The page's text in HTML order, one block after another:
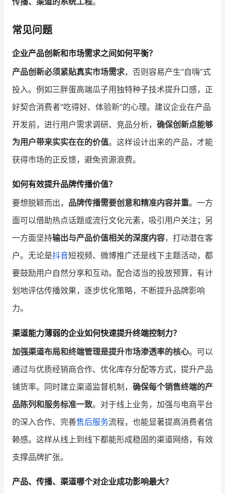
常见问题
企业产品创新和市场需求之间如何平衡？
产品创新必须紧贴真实市场需求，否则容易产生“自嗨”式
投入。例如三胖蛋高端瓜子用独特种子技术提升口感，正
好契合消费者“吃得好、体验新”的心理。建议企业在产品
开发前，进行用户需求调研、竞品分析， 确保创新点能够
为用户带来实实在在的价值。这样设计出来的产品，才能
获得市场的正反馈，避免资源浪费。
如何有效提升品牌传播价值？
要想脱颖而出， 品牌传播需要创意和精准内容并重。一方
面可以借助热点话题或流行文化元素，吸引用户关注；另
一方面坚持输出与产品价值相关的深度内容，打动潜在客
户。无论是抖音短视频、微博推广还是线下主题活动，都
要鼓励用户自然分享和互动。配合适当的投放预算，有计
划地评估传播效果，逐步优化策略，不断提升品牌影响
力。
渠道能力薄弱的企业如何快速提升终端控制力？
加强渠道布局和终端管理是提升市场渗透率的核心。可以
通过与优质经销商合作、优化库存分配等方式，提升产品
铺货率。同时建立渠道监督机制， 确保每个销售终端的产
品陈列和服务标准一致。对于线上业务，加强与电商平台
的深入合作、完善售后服务流程，也能显著提高消费者信
赖感。这样从线上到线下都能形成稳固的渠道网络，有效
支撑品牌扩张。
产品、传播、渠道哪个对企业成功影响最大？